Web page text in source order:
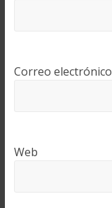
Correo electrónico
Web